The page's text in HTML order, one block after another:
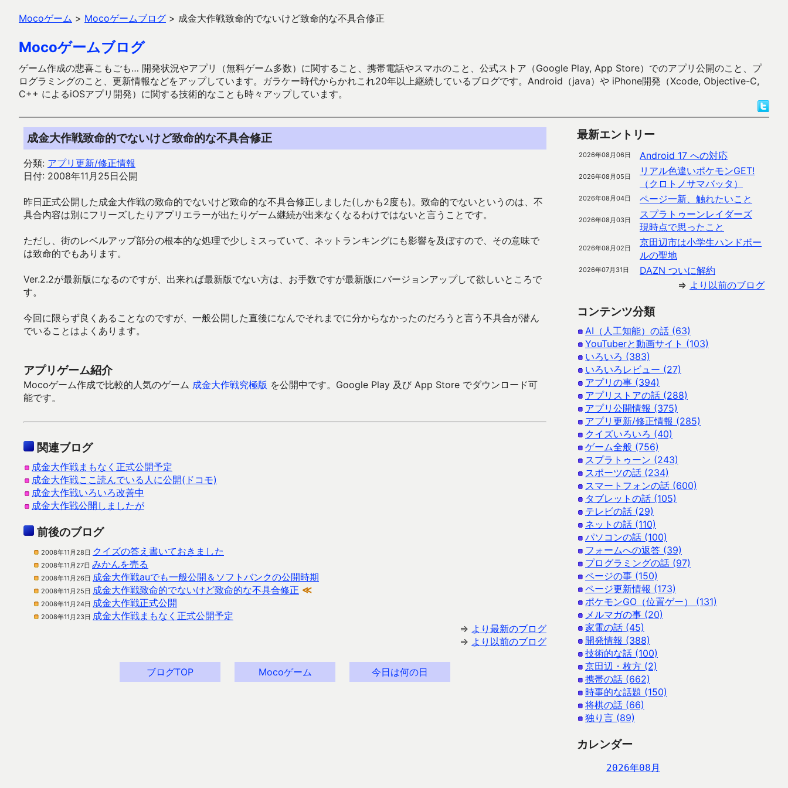
Mocoゲーム > Mocoゲームブログ > 成金大作戦致命的でないけど致命的な不具合修正
Mocoゲームブログ
ゲーム作成の悲喜こもごも… 開発状況やアプリ（無料ゲーム多数）に関すること、携帯電話やスマホのこと、公式ストア（Google Play, App Store）でのアプリ公開のこと、プ
ログラミングのこと、更新情報などをアップしています。ガラケー時代からかれこれ20年以上継続しているブログです。Android（java）や iPhone開発（Xcode, Objective-C,
C++ によるiOSアプリ開発）に関する技術的なことも時々アップしています。
成金大作戦致命的でないけど致命的な不具合修正
分類: アプリ更新/修正情報
日付: 2008年11月25日公開
昨日正式公開した成金大作戦の致命的でないけど致命的な不具合修正しました(しかも2度も)。致命的でないというのは、不
具合内容は別にフリーズしたりアプリエラーが出たりゲーム継続が出来なくなるわけではないと言うことです。
ただし、街のレベルアップ部分の根本的な処理で少しミスっていて、ネットランキングにも影響を及ぼすので、その意味で
は致命的でもあります。
Ver.2.2が最新版になるのですが、出来れば最新版でない方は、お手数ですが最新版にバージョンアップして欲しいところで
す。
今回に限らず良くあることなのですが、一般公開した直後になんでそれまでに分からなかったのだろうと言う不具合が潜ん
でいることはよくあります。
アプリゲーム紹介
Mocoゲーム作成で比較的人気のゲーム 成金大作戦究極版 を公開中です。Google Play 及び App Store でダウンロード可
能です。
関連ブログ
成金大作戦まもなく正式公開予定
成金大作戦ここ読んでいる人に公開(ドコモ)
成金大作戦いろいろ改善中
成金大作戦公開しましたが
前後のブログ
2008年11月28日 クイズの答え書いておきました
2008年11月27日 みかんを売る
2008年11月26日 成金大作戦auでも一般公開＆ソフトバンクの公開時期
2008年11月25日 成金大作戦致命的でないけど致命的な不具合修正 ≪
2008年11月24日 成金大作戦正式公開
2008年11月23日 成金大作戦まもなく正式公開予定
⇒ より最新のブログ
⇒ より以前のブログ
ブログTOP Mocoゲーム 今日は何の日
最新エントリー
2026年08月06日 Android 17 への対応
2026年08月05日
リアル色違いポケモンGET!
（クロトノサマバッタ）
2026年08月04日 ページ一新、触れたいこと
2026年08月03日
スプラトゥーンレイダーズ
現時点で思ったこと
2026年08月02日
京田辺市は小学生ハンドボー
ルの聖地
2026年07月31日
DAZN ついに解約
⇒ より以前のブログ
コンテンツ分類
AI（人工知能）の話 (63)
YouTuberと動画サイト (103)
いろいろ (383)
いろいろレビュー (27)
アプリの事 (394)
アプリストアの話 (288)
アプリ公開情報 (375)
アプリ更新/修正情報 (285)
クイズいろいろ (40)
ゲーム全般 (756)
スプラトゥーン (243)
スポーツの話 (234)
スマートフォンの話 (600)
タブレットの話 (105)
テレビの話 (29)
ネットの話 (110)
パソコンの話 (100)
フォームへの返答 (39)
プログラミングの話 (97)
ページの事 (150)
ページ更新情報 (173)
ポケモンGO（位置ゲー） (131)
メルマガの事 (20)
家電の話 (45)
開発情報 (388)
技術的な話 (100)
京田辺・枚方 (2)
携帯の話 (662)
時事的な話題 (150)
将棋の話 (66)
独り言 (89)
カレンダー
2026年08月